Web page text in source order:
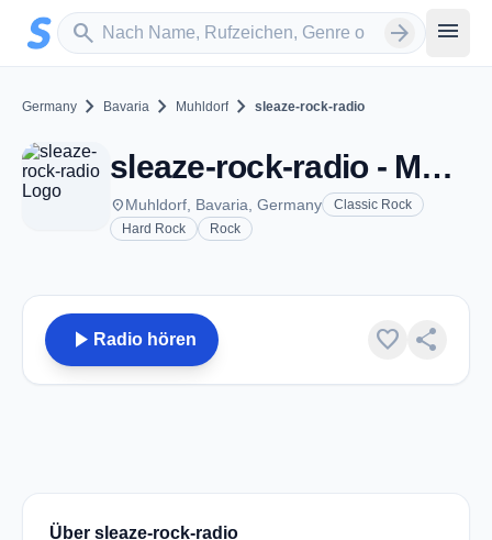
Zum Hauptinhalt springen
search
Sender suchen arrow_forward menu
Germany chevron_right Bavaria chevron_right Muhldorf chevron_right sleaze-rock-radio
sleaze-rock-radio - Muhldorf
placeMuhldorf, Bavaria, Germany
Classic Rock
Hard Rock
Rock
play_arrow Radio hören favorite share
Über sleaze-rock-radio